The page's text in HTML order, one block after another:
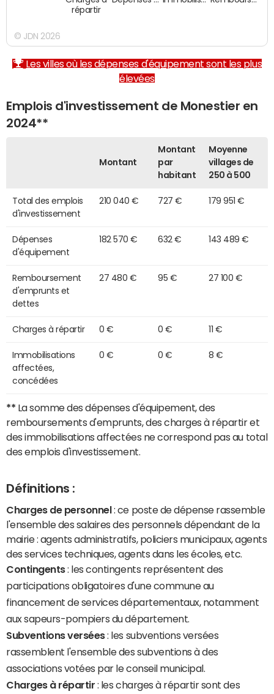
répartir
© JDN 2026
Les villes où les dépenses d'équipement sont les plus
élevées
Emplois d'investissement de Monestier en
2024**
Montant
Montant
par
habitant
Moyenne
villages de
250 à 500
Total des emplois
d'investissement
210 040 € 727 € 179 951 €
Dépenses
d'équipement
182 570 € 632 € 143 489 €
Remboursement
d'emprunts et
dettes
27 480 € 95 € 27 100 €
Charges à répartir 0 € 0 € 11 €
Immobilisations
affectées,
concédées
0 € 0 € 8 €
** La somme des dépenses d'équipement, des
remboursements d'emprunts, des charges à répartir et
des immobilisations affectées ne correspond pas au total
des emplois d'investissement.
Définitions :
Charges de personnel : ce poste de dépense rassemble
l'ensemble des salaires des personnels dépendant de la
mairie : agents administratifs, policiers municipaux, agents
des services techniques, agents dans les écoles, etc.
Contingents: les contingents représentent des
participations obligatoires d'une commune au
financement de services départementaux, notamment
aux sapeurs-pompiers du département.
Subventions versées: les subventions versées
rassemblent l'ensemble des subventions à des
associations votées par le conseil municipal.
Charges à répartir : les charges à répartir sont des